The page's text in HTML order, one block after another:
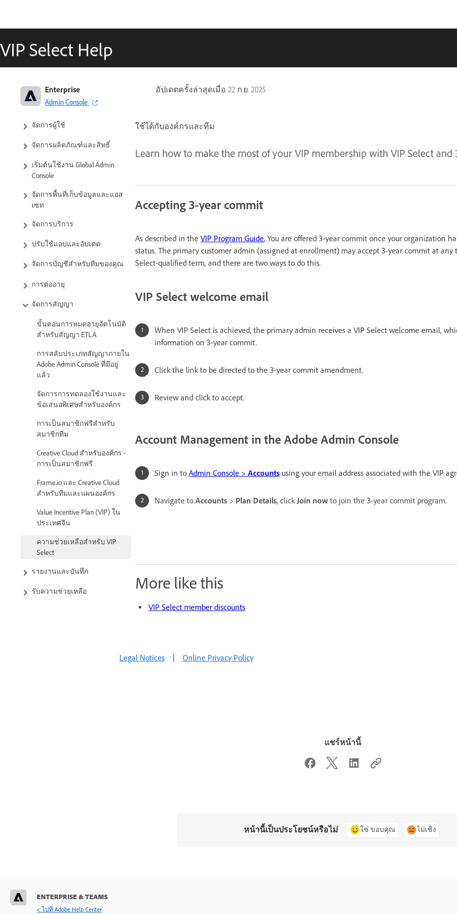
VIP Select Help
อัปเดตครั้งล่าสุดเมื่อ 22 ก.ย. 2025
Enterprise
Admin Console
การดูแลระบบ
ตั้งค่าองค์กรของคุณ
จัดการการตั้งค่าองค์กรของคุณ
จัดการผู้ใช้
จัดการผลิตภัณฑ์และสิทธิ์
เริ่มต้นใช้งาน Global Admin
Console
จัดการพื้นที่เก็บข้อมูลและแอส
เซท
จัดการบริการ
ปรับใช้แอปและอัปเดต
จัดการบัญชีสำหรับทีมของคุณ
การต่ออายุ
จัดการสัญญา
ขั้นตอนการหมดอายุอัตโนมัติ
สำหรับสัญญา ETLA
การสลับประเภทสัญญาภายใน
Adobe Admin Console ที่มีอยู่
แล้ว
จัดการการทดลองใช้งานและ
ข้อเสนอพิเศษสำหรับองค์กร
การเป็นสมาชิกฟรีสำหรับ
สมาชิกทีม
Creative Cloud สำหรับองค์กร -
การเป็นสมาชิกฟรี
Frame.io และ Creative Cloud
สำหรับทีมและแผนองค์กร
Value Incentive Plan (VIP) ใน
ประเทศจีน
ความช่วยเหลือสำหรับ VIP
Select
รายงานและบันทึก
รับความช่วยเหลือ
ใช้ได้กับองค์กรและทีม
Learn how to make the most of your VIP membership with VIP Select and
Accepting 3-year commit
As described in the VIP Program Guide, You are offered 3-year commit once your organization
status. The primary customer admin (assigned at enrollment) may accept 3-year commit at any
Select-qualified term, and there are two ways to do this.
VIP Select welcome email
When VIP Select is achieved, the primary admin receives a VIP Select welcome email,
information on 3-year commit.
Click the link to be directed to the 3-year commit amendment.
Review and click to accept.
Account Management in the Adobe Admin Console
Sign in to Admin Console > Accounts using your email address associated with the VIP
Navigate to Accounts > Plan Details, click Join now to join the 3-year commit program.
More like this
VIP Select member discounts
Legal Notices | Online Privacy Policy
แชร์หน้านี้
หน้านี้เป็นประโยชน์หรือไม่ ใช่ ขอบคุณ ไม่เชิง
ENTERPRISE & TEAMS
< ไปที่ Adobe Help Center